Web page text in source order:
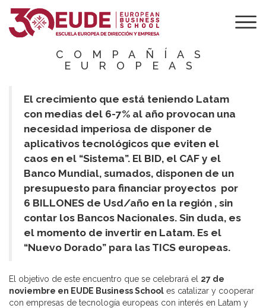
TICS EN LATAM E
INDICADORES
COMPAÑÍAS
EUROPEAS
El crecimiento que está teniendo Latam
con medias del 6-7% al año provocan una
necesidad imperiosa de disponer de
aplicativos tecnológicos que eviten el
caos en el “Sistema”. El BID, el CAF y el
Banco Mundial, sumados, disponen de un
presupuesto para financiar proyectos por
6 BILLONES de Usd/año en la región , sin
contar los Bancos Nacionales. Sin duda, es
el momento de invertir en Latam. Es el
“Nuevo Dorado” para las TICS europeas.
El objetivo de este encuentro que se celebrará el 27 de
noviembre en EUDE Business School es catalizar y cooperar
con empresas de tecnología europeas con interés en Latam y